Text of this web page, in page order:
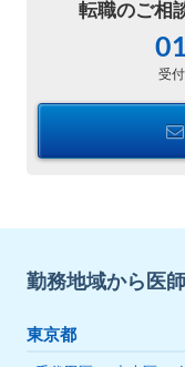
転職のご相
受
勤務地域から医
東京都